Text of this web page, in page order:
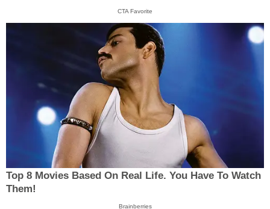
CTA Favorite
Top 8 Movies Based On Real Life. You Have To Watch
Them!
Brainberries